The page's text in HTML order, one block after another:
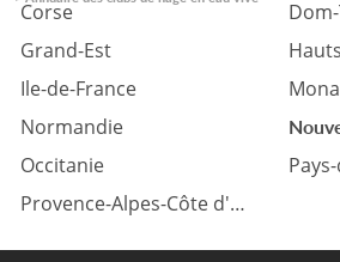
Corse
Grand-Est
Ile-de-France
Normandie
Occitanie
Provence-Alpes-Côte d'azur